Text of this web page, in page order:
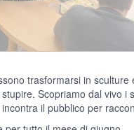
trasformarsi in
Scopriamo dal vivo
incontra il pubblico per